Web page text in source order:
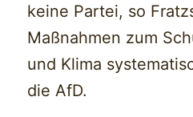
keine Partei, so
Maßnahmen zum
und Klima
die AfD.